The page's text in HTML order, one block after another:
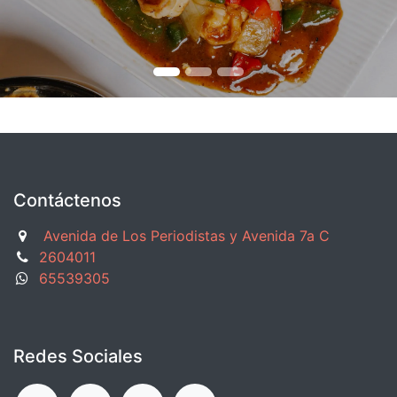
Contáctenos
Avenida de Los Periodistas y Avenida 7a C
2604011
65539305
Redes Sociales